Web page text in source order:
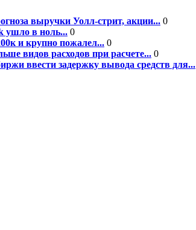
выручки Уолл-стрит, акции... 0
ушло в ноль... 0
и крупно пожалел... 0
видов расходов при расчете... 0
ввести задержку вывода средств для...